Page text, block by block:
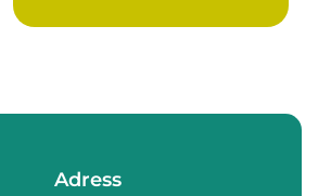
Adress